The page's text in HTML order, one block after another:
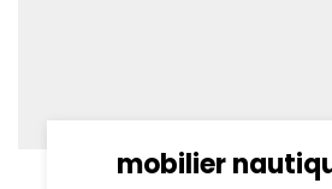
mobilier